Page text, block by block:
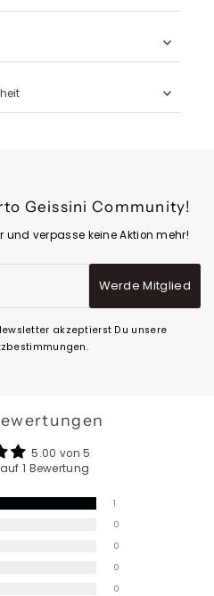
Geissini Community!
und verpasse keine Aktion mehr!
Werde Mitglied
akzeptierst Du unsere
5.00 von 5
1 Bewertung
1
0
0
0
0